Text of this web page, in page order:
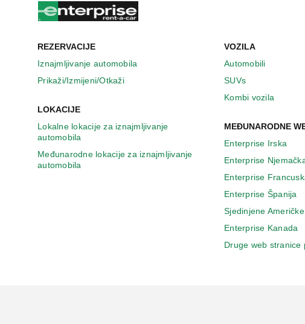
a
r
u
o
v
m
p
r
o
z
o
REZERVACIJE
Iznajmljivanje automobila
Prikaži/Izmijeni/Otkaži
LOKACIJE
Lokalne lokacije za iznajmljivanje
automobila
Međunarodne lokacije za iznajmljivanje
automobila
VOZILA
Automobili
SUVs
Kombi vozila
MEĐUNARODNE
Enterprise Irska
Enterprise
Enterprise
Enterprise Španija
Sjedinjene
Enterprise Κanada
Druge web stranice